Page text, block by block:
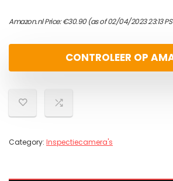
Amazon.nl Price:€30.90(as of 02/04/2023 23:13
CONTROLEER OP
Category: Inspectiecamera's